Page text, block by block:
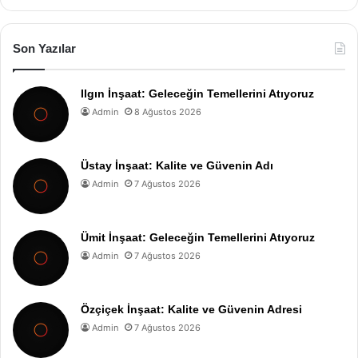
Son Yazılar
Ilgın İnşaat: Geleceğin Temellerini Atıyoruz
Admin 8 Ağustos 2026
Üstay İnşaat: Kalite ve Güvenin Adı
Admin 7 Ağustos 2026
Ümit İnşaat: Geleceğin Temellerini Atıyoruz
Admin 7 Ağustos 2026
Özçiçek İnşaat: Kalite ve Güvenin Adresi
Admin 7 Ağustos 2026